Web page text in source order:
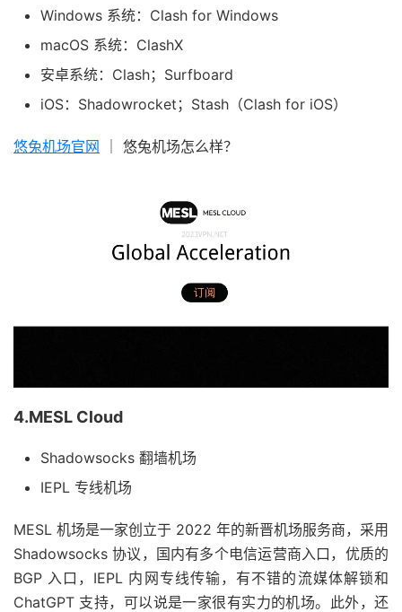
Windows 系统：Clash for Windows
macOS 系统：ClashX
安卓系统：Clash；Surfboard
iOS：Shadowrocket；Stash（Clash for iOS）
悠兔机场官网 ｜ 悠兔机场怎么样？
4.MESL Cloud
Shadowsocks 翻墙机场
IEPL 专线机场
MESL 机场是一家创立于 2022 年的新晋机场服务商，采用
Shadowsocks 协议，国内有多个电信运营商入口，优质的
BGP 入口，IEPL 内网专线传输，有不错的流媒体解锁和
ChatGPT 支持，可以说是一家很有实力的机场。此外，还